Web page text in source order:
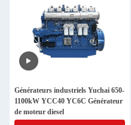
Générateurs industriels Yuchai 650-
1100kW YCC40 YC6C Générateur
de moteur diesel